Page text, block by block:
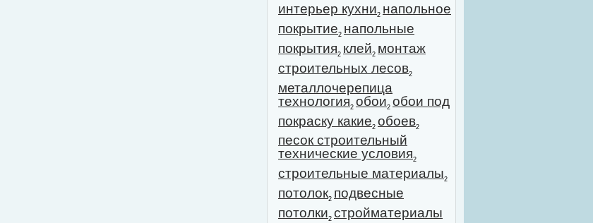
интерьер кухни2 напольное
покрытие2 напольные
покрытия2 клей2 монтаж
строительных лесов2
металлочерепица
технология2 обои2 обои под
покраску какие2 обоев2
песок строительный
технические условия2
строительные материалы2
потолок2 подвесные
потолки2 стройматериалы